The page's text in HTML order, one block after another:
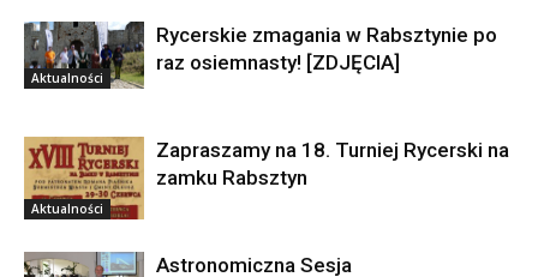
Aktualności
Rycerskie zmagania w Rabsztynie po
raz osiemnasty! [ZDJĘCIA]
Aktualności
Zapraszamy na 18. Turniej Rycerski na
zamku Rabsztyn
Astronomiczna Sesja